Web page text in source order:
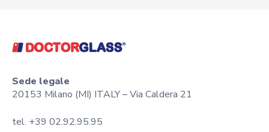
Sede legale
20153 Milano (MI) ITALY – Via Caldera 21
tel. +39 02.92.95.95